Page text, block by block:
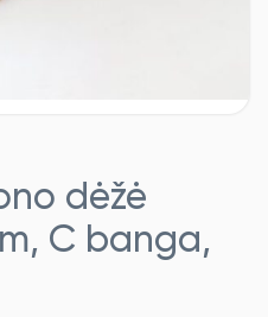
dėžė
C banga,